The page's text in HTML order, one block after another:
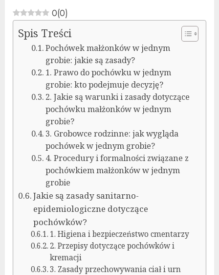
0(0)
Spis Treści
Pochówek małżonków w jednym
grobie: jakie są zasady?
1. Prawo do pochówku w jednym
grobie: kto podejmuje decyzję?
2. Jakie są warunki i zasady dotyczące
pochówku małżonków w jednym
grobie?
3. Grobowce rodzinne: jak wygląda
pochówek w jednym grobie?
4. Procedury i formalności związane z
pochówkiem małżonków w jednym
grobie
Jakie są zasady sanitarno-
epidemiologiczne dotyczące
pochówków?
1. Higiena i bezpieczeństwo cmentarzy
2. Przepisy dotyczące pochówków i
kremacji
3. Zasady przechowywania ciał i urn